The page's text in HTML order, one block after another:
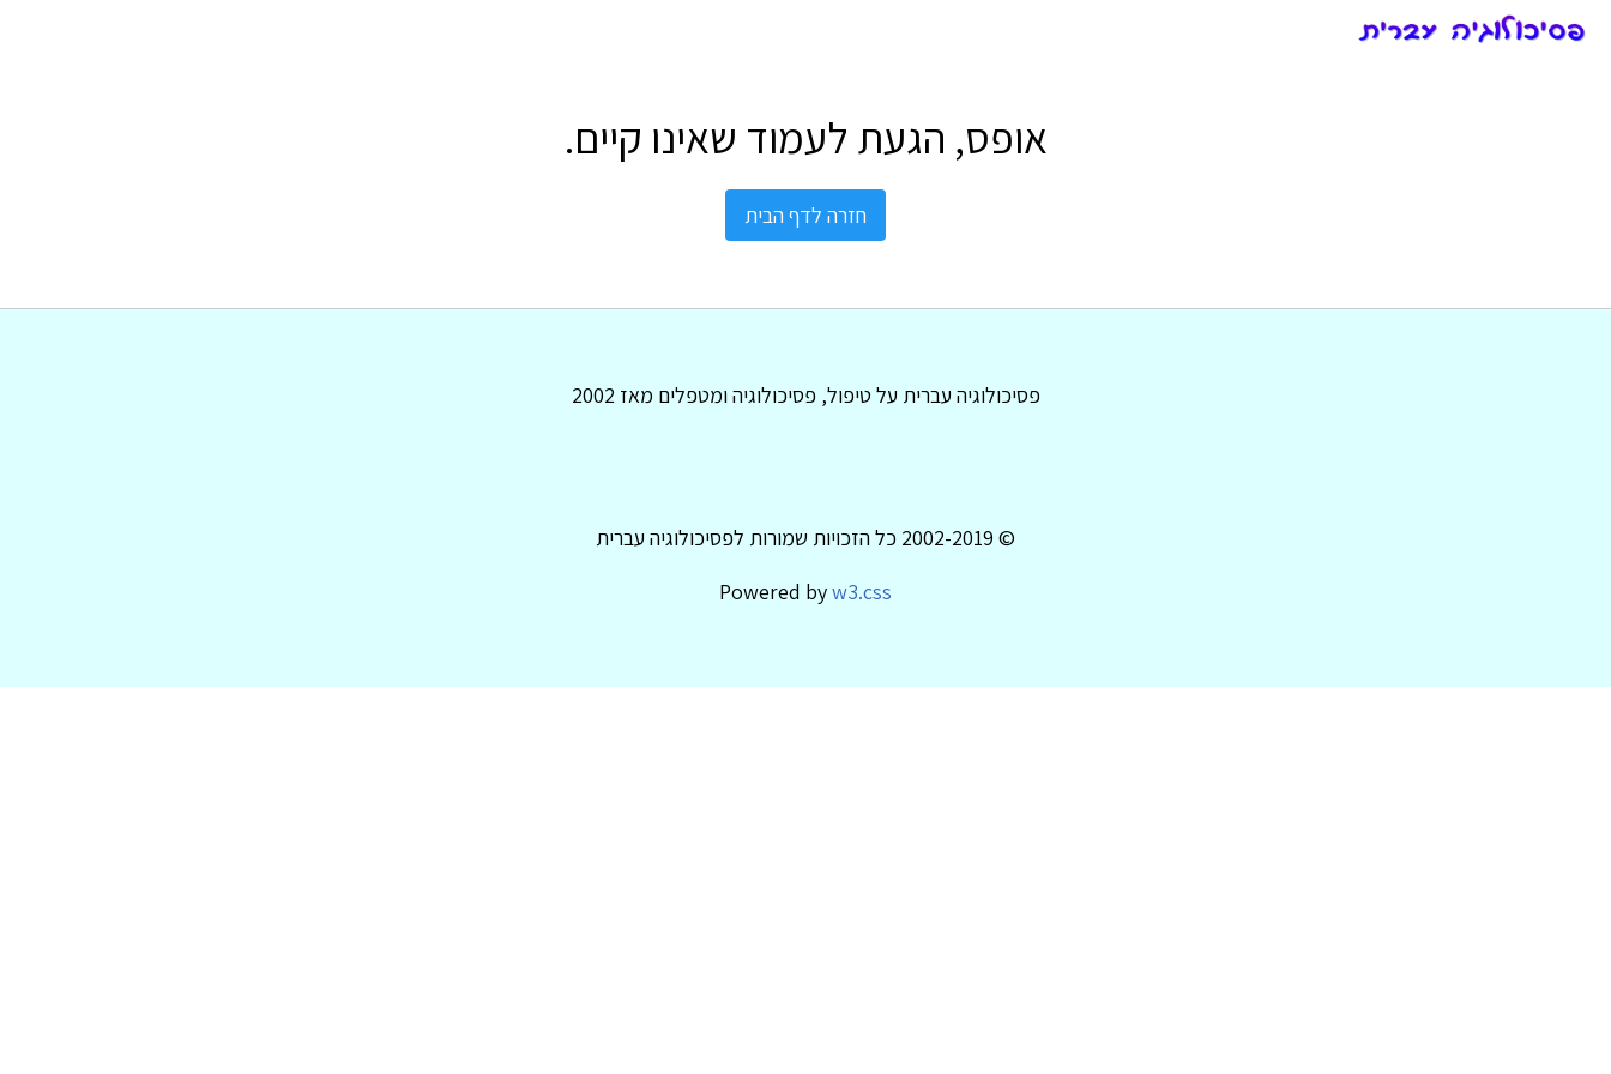
אופס, הגעת לעמוד שאינו קיים.
חזרה לדף הבית
פסיכולוגיה עברית על טיפול, פסיכולוגיה ומטפלים מאז 2002
© 2002-2019 כל הזכויות שמורות לפסיכולוגיה עברית
Powered byw3.css